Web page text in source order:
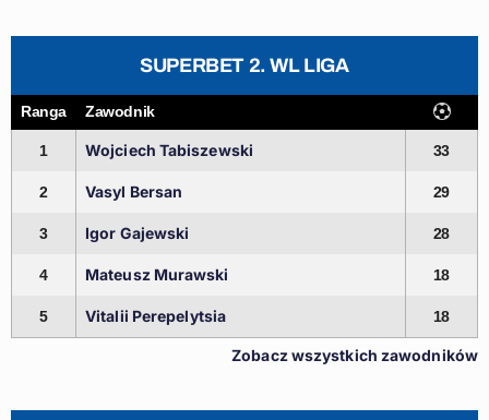
SUPERBET 2. WL LIGA
Ranga Zawodnik
1 Wojciech Tabiszewski 33
2 Vasyl Bersan 29
3 Igor Gajewski 28
4 Mateusz Murawski 18
5 Vitalii Perepelytsia 18
Zobacz wszystkich zawodników